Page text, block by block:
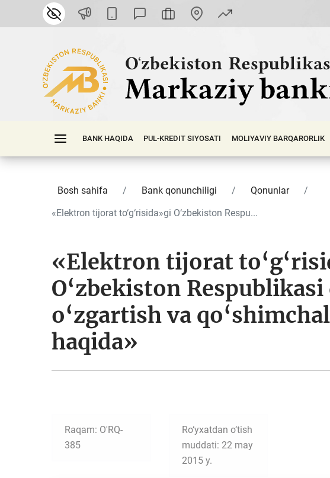
BANK HAQIDA PUL-KREDIT SIYOSATI MOLIYAVIY BАRQАRОRLIK
Bosh sahifa Bank qonunchiligi
Qonunlar
«Elektron tijorat to‘g‘risida»gi O‘zbekiston Respu...
«Elektron tijorat
O‘zbekiston
o‘zgartish va
haqida»
Raqam: O'RQ-
385
Ro‘yxatdan o‘tish
muddati: 22 may
2015 y.